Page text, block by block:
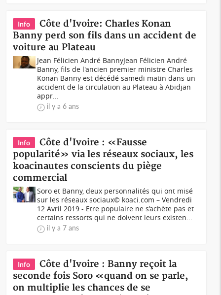
Info
Côte d'Ivoire: Charles Konan
Banny perd son fils dans un accident de
voiture au Plateau
Jean Félicien André BannyJean Félicien André
Banny, fils de l'ancien premier ministre Charles
Konan Banny est décédé samedi matin dans un
accident de la circulation au Plateau à Abidjan
appr...
il y a 6 ans
Info
Côte d'Ivoire : «Fausse
popularité» via les réseaux sociaux, les
koacinautes conscients du piège
commercial
Soro et Banny, deux personnalités qui ont misé
sur les réseaux sociaux© koaci.com – Vendredi
12 Avril 2019 - Etre populaire ne s’achète pas et
certains ressorts qui ne doivent leurs existen...
il y a 7 ans
Info
Côte d'Ivoire : Banny reçoit la
seconde fois Soro «quand on se parle,
on multiplie les chances de se